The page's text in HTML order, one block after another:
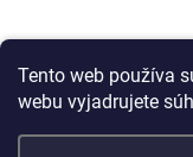
Tento web používa
webu vyjadrujete